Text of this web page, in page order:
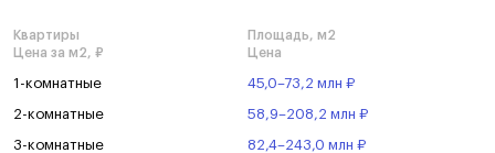
Квартиры
Площадь, м2
Цена за м2, ₽
Цена
1-комнатные 45,0–73,2 млн ₽
2-комнатные 58,9–208,2 млн ₽
3-комнатные 82,4–243,0 млн ₽